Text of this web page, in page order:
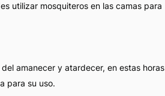
utilizar mosquiteros en las camas para
amanecer y atardecer, en estas horas
para su uso.